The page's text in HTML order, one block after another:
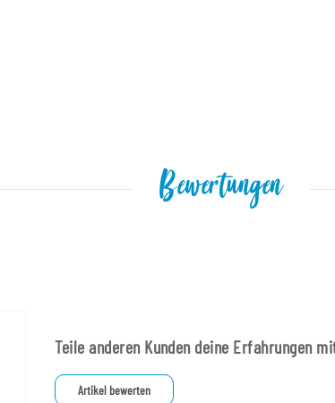
Bewertungen
Teile anderen Kunden deine Erfahrungen
Artikel bewerten